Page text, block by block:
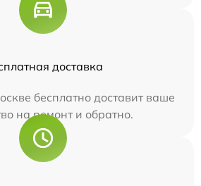
доставка
бесплатно доставит ваше
на ремонт и обратно.